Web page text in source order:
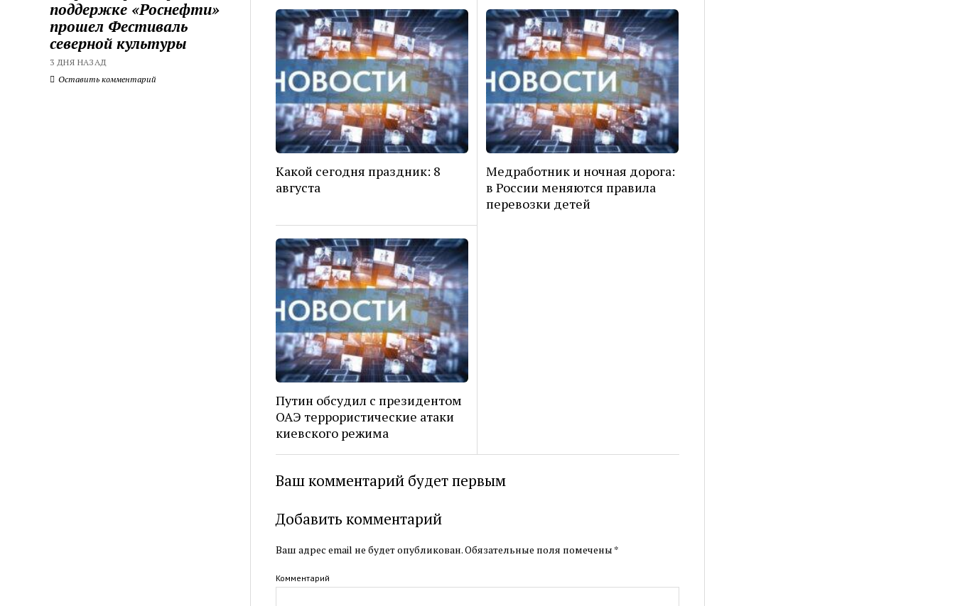
поддержке «Роснефти»
прошел Фестиваль
северной культуры
3 ДНЯ НАЗАД
Оставить комментарий
Какой сегодня праздник: 8
августа
Медработник и ночная дорога:
в России меняются правила
перевозки детей
Путин обсудил с президентом
ОАЭ террористические атаки
киевского режима
Ваш комментарий будет первым
Добавить комментарий
Ваш адрес email не будет опубликован.Обязательные поля помечены *
Комментарий